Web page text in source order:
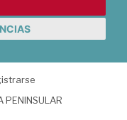
PENINSULAR